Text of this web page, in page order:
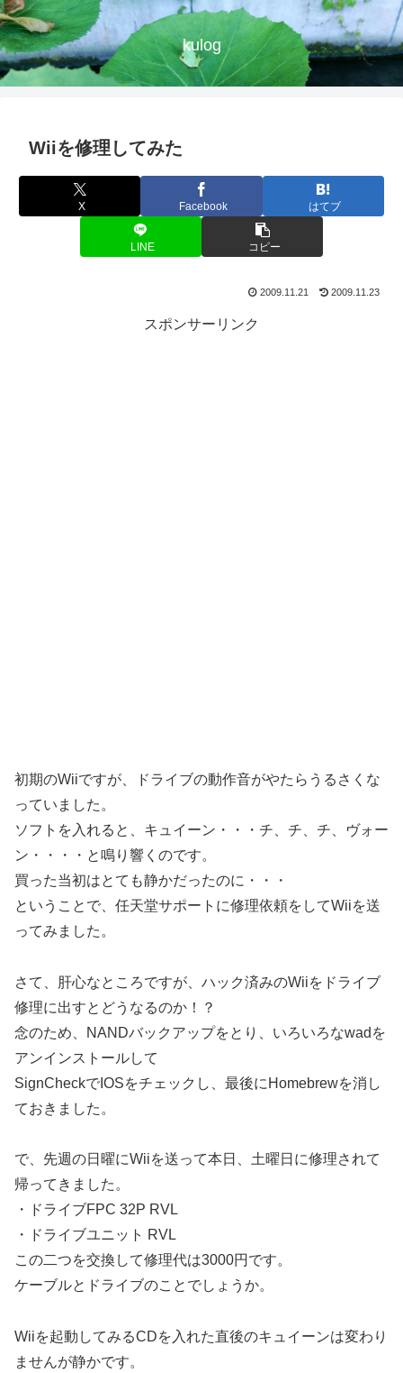
kulog
Wiiを修理してみた
X Facebook はてブ
LINE コピー
2009.11.21 2009.11.23
スポンサーリンク
初期のWiiですが、ドライブの動作音がやたらうるさくな
っていました。
ソフトを入れると、キュイーン・・・チ、チ、チ、ヴォー
ン・・・・と鳴り響くのです。
買った当初はとても静かだったのに・・・
ということで、任天堂サポートに修理依頼をしてWiiを送
ってみました。
さて、肝心なところですが、ハック済みのWiiをドライブ
修理に出すとどうなるのか！？
念のため、NANDバックアップをとり、いろいろなwadを
アンインストールして
SignCheckでIOSをチェックし、最後にHomebrewを消し
ておきました。
で、先週の日曜にWiiを送って本日、土曜日に修理されて
帰ってきました。
・ドライブFPC 32P RVL
・ドライブユニット RVL
この二つを交換して修理代は3000円です。
ケーブルとドライブのことでしょうか。
Wiiを起動してみるCDを入れた直後のキュイーンは変わり
ませんが静かです。